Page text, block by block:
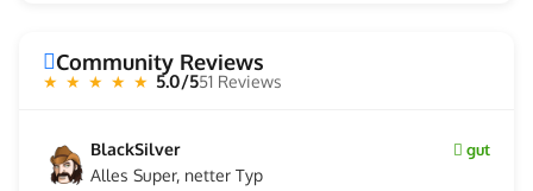
Community Reviews
★ ★ ★ ★ ★ 5.0/551 Reviews
BlackSilver gut
Alles Super, netter Typ